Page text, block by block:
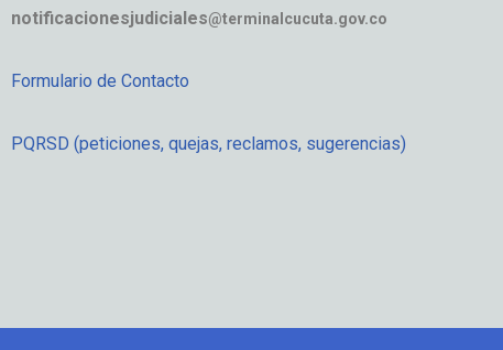
notificacionesjudiciales@terminalcucuta.gov.co
Formulario de Contacto
PQRSD (peticiones, quejas, reclamos, sugerencias)